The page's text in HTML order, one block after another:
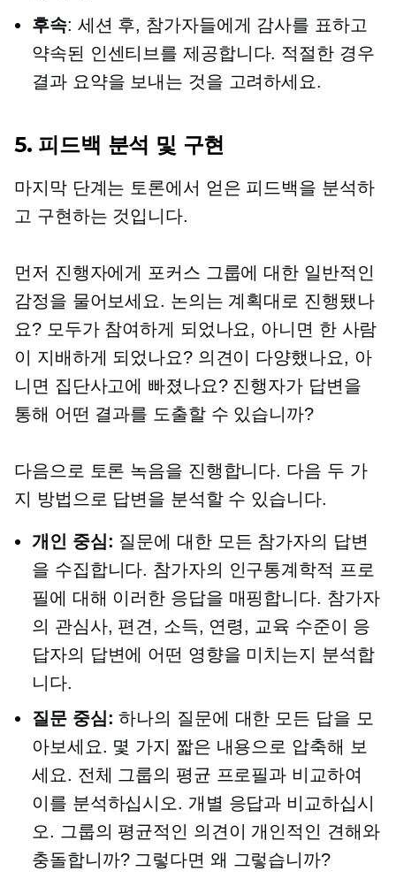
후속: 세션 후, 참가자들에게 감사를 표하고
약속된 인센티브를 제공합니다. 적절한 경우
결과 요약을 보내는 것을 고려하세요.
5. 피드백 분석 및 구현
마지막 단계는 토론에서 얻은 피드백을 분석하
고 구현하는 것입니다.
먼저 진행자에게 포커스 그룹에 대한 일반적인
감정을 물어보세요. 논의는 계획대로 진행됐나
요? 모두가 참여하게 되었나요, 아니면 한 사람
이 지배하게 되었나요? 의견이 다양했나요, 아
니면 집단사고에 빠졌나요? 진행자가 답변을
통해 어떤 결과를 도출할 수 있습니까?
다음으로 토론 녹음을 진행합니다. 다음 두 가
지 방법으로 답변을 분석할 수 있습니다.
개인 중심: 질문에 대한 모든 참가자의 답변
을 수집합니다. 참가자의 인구통계학적 프로
필에 대해 이러한 응답을 매핑합니다. 참가자
의 관심사, 편견, 소득, 연령, 교육 수준이 응
답자의 답변에 어떤 영향을 미치는지 분석합
니다.
질문 중심: 하나의 질문에 대한 모든 답을 모
아보세요. 몇 가지 짧은 내용으로 압축해 보
세요. 전체 그룹의 평균 프로필과 비교하여
이를 분석하십시오. 개별 응답과 비교하십시
오. 그룹의 평균적인 의견이 개인적인 견해와
충돌합니까? 그렇다면 왜 그렇습니까?